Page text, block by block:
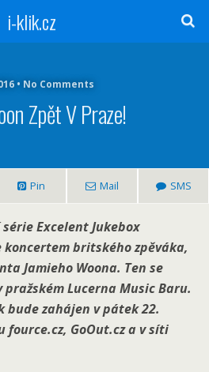
i-klik.cz
• No Comments
Zpět V Praze!
Pin Mail SMS
Excelent Jukebox
britského zpěváka,
Jamieho Woona. Ten se
Lucerna Music Baru.
bude zahájen v pátek 22.
fource.cz, GoOut.cz a v síti